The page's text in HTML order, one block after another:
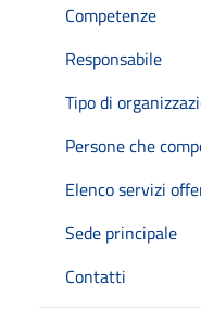
Competenze
Responsabile
Tipo di
Persone che
Elenco servizi
Sede principale
Contatti